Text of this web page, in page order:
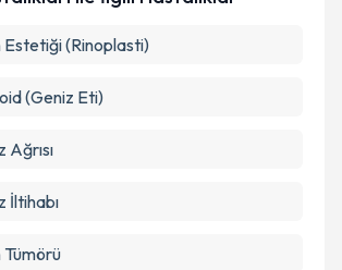
Estetiği (Rinoplasti)
(Geniz Eti)
İltihabı
Tümörü